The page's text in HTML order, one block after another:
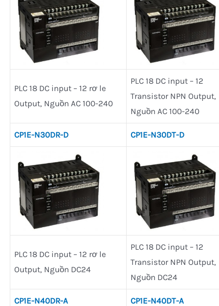
PLC 18 DC input – 12 rơ le
Output, Nguồn AC 100-240
PLC 18 DC input – 12
Transistor NPN Output,
Nguồn AC 100-240
CP1E-N30DR-D CP1E-N30DT-D
PLC 18 DC input – 12 rơ le
Output, Nguồn DC24
PLC 18 DC input – 12
Transistor NPN Output,
Nguồn DC24
CP1E-N40DR-A CP1E-N40DT-A